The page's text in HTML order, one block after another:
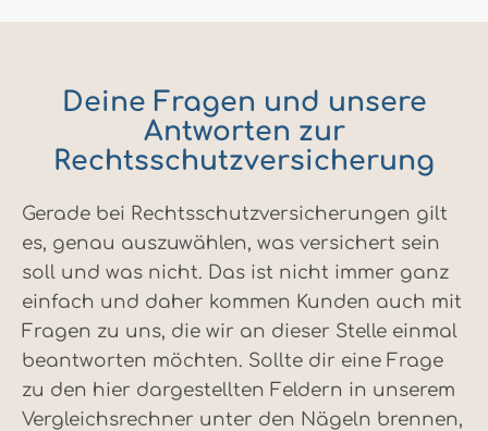
Deine Fragen und unsere
Antworten zur
Rechtsschutzversicherung
Gerade bei Rechtsschutzversicherungen gilt
es, genau auszuwählen, was versichert sein
soll und was nicht. Das ist nicht immer ganz
einfach und daher kommen Kunden auch mit
Fragen zu uns, die wir an dieser Stelle einmal
beantworten möchten. Sollte dir eine Frage
zu den hier dargestellten Feldern in unserem
Vergleichsrechner unter den Nägeln brennen,